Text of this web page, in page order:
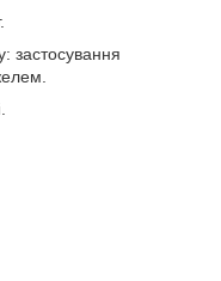
застосування